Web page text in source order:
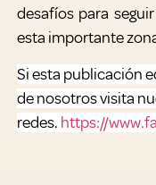
desafíos para
esta importante
Si esta publicación
de nosotros visita
redes. https://